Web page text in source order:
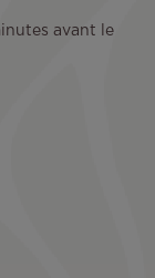
avant le